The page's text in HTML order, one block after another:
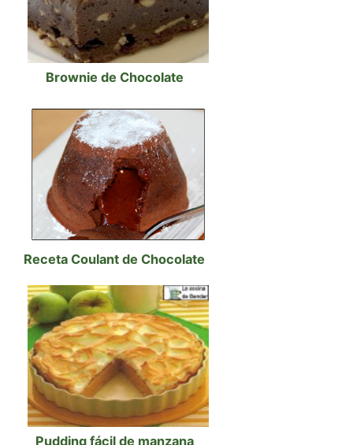
Brownie de Chocolate
Receta Coulant de Chocolate
Pudding fácil de manzana